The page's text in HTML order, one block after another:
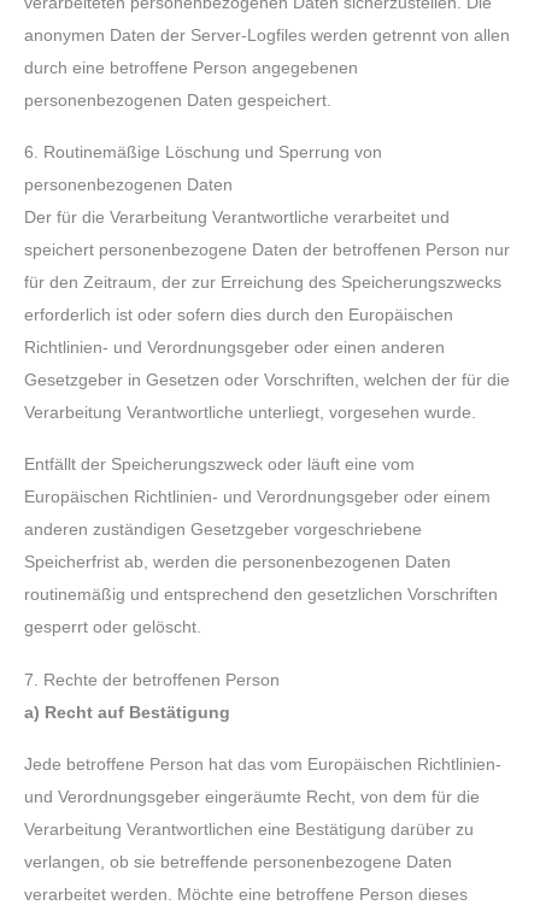
anonymen Daten der Server-Logfiles werden getrennt von allen
durch eine betroffene Person angegebenen
personenbezogenen Daten gespeichert.
6. Routinemäßige Löschung und Sperrung von
personenbezogenen Daten
Der für die Verarbeitung Verantwortliche verarbeitet und
speichert personenbezogene Daten der betroffenen Person nur
für den Zeitraum, der zur Erreichung des Speicherungszwecks
erforderlich ist oder sofern dies durch den Europäischen
Richtlinien- und Verordnungsgeber oder einen anderen
Gesetzgeber in Gesetzen oder Vorschriften, welchen der für die
Verarbeitung Verantwortliche unterliegt, vorgesehen wurde.
Entfällt der Speicherungszweck oder läuft eine vom
Europäischen Richtlinien- und Verordnungsgeber oder einem
anderen zuständigen Gesetzgeber vorgeschriebene
Speicherfrist ab, werden die personenbezogenen Daten
routinemäßig und entsprechend den gesetzlichen Vorschriften
gesperrt oder gelöscht.
7. Rechte der betroffenen Person
a) Recht auf Bestätigung
Jede betroffene Person hat das vom Europäischen Richtlinien-
und Verordnungsgeber eingeräumte Recht, von dem für die
Verarbeitung Verantwortlichen eine Bestätigung darüber zu
verlangen, ob sie betreffende personenbezogene Daten
verarbeitet werden. Möchte eine betroffene Person dieses